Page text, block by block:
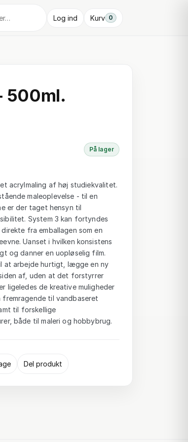
Log ind Kurv 0
500ml.
På lager
acrylmaling af høj studiekvalitet.
maleoplevelse - til en
er der taget hensyn til
System 3 kan fortyndes
fra emballagen som en
Uanset i hvilken konsistens
og danner en uopløselig film.
at arbejde hurtigt, lægge en ny
af, uden at det forstyrrer
ligeledes de kreative muligheder
til vandbaseret
til forskellige
både til maleri og hobbybrug.
Del produkt